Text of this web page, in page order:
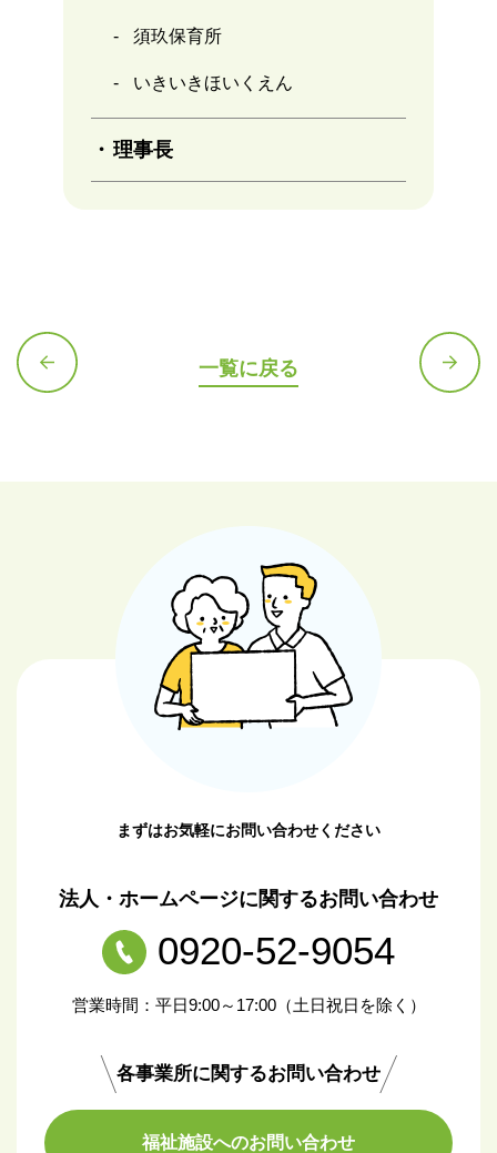
須玖保育所
いきいきほいくえん
理事長
一覧に戻る
まずはお気軽にお問い合わせください
法人・ホームページに関するお問い合わせ
0920-52-9054
営業時間：平日9:00～17:00（土日祝日を除く）
各事業所に関するお問い合わせ
福祉施設へのお問い合わせ